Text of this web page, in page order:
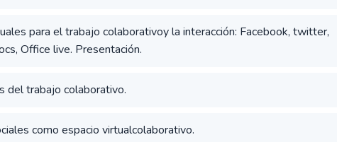
para el trabajo colaborativoy la interacción: Facebook, twitter,
Office live. Presentación.
del trabajo colaborativo.
como espacio virtualcolaborativo.